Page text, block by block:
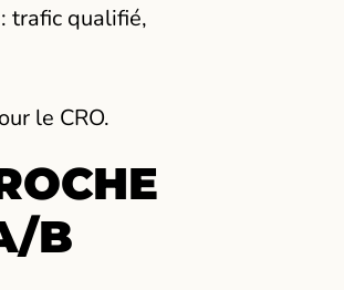
trafic qualifié,
le CRO.
B